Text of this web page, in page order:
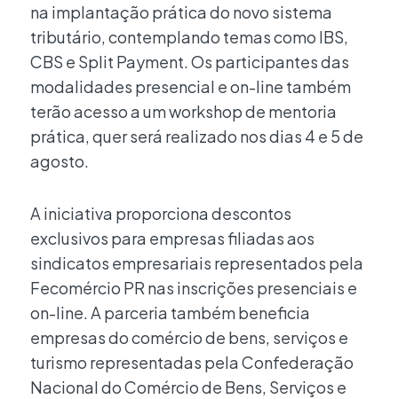
na implantação prática do novo sistema
tributário, contemplando temas como IBS,
CBS e Split Payment. Os participantes das
modalidades presencial e on-line também
terão acesso a um workshop de mentoria
prática, quer será realizado nos dias 4 e 5 de
agosto.
A iniciativa proporciona descontos
exclusivos para empresas filiadas aos
sindicatos empresariais representados pela
Fecomércio PR nas inscrições presenciais e
on-line. A parceria também beneficia
empresas do comércio de bens, serviços e
turismo representadas pela Confederação
Nacional do Comércio de Bens, Serviços e